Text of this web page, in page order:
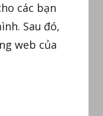
các bạn
Sau đó,
web của